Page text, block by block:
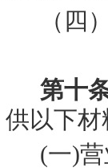
（四
第十
供以下材
(一)